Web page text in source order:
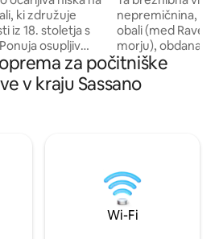
ki združuje
iz 18. stoletja s
osupljiv
morje in
podrobnostmi,
tradicionalne
dajejo
tudi teraso in
uživanje v
in obedovanju na
OBALA
nepremičnina, ki
obali (med
morju), obdana z
pomarančnimi
in neposrednim
njem lahko
razkuževanje in
Razdalje: Ravello (3 km) Amalfi (1,5 km)
Atrani (1 km)
(2,5 km) Otok
za počitniške
v kraju Sassano
Wi-Fi